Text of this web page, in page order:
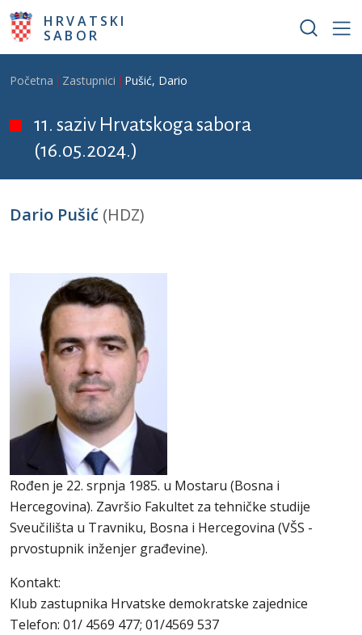
Skoči na glavni sadržaj
HRVATSKI
SABOR
Breadcrumb
Početna Zastupnici Pušić, Dario
11. saziv Hrvatskoga sabora
(16.05.2024.)
Dario Pušić (HDZ)
Rođen je 22. srpnja 1985. u Mostaru (Bosna i
Hercegovina). Završio Fakultet za tehničke studije
Sveučilišta u Travniku, Bosna i Hercegovina (VŠS -
prvostupnik inženjer građevine).
Kontakt:
Klub zastupnika Hrvatske demokratske zajednice
Telefon: 01/ 4569 477; 01/4569 537